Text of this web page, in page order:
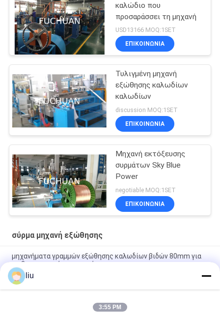
καλώδιο που
προσαράσσει τη μηχανή
USD13166 MOQ:1SET
ΕΠΙΚΟΙΝΩΝΊΑ
Τυλιγμένη μηχανή
εξώθησης καλωδίων
καλωδίων
discussion MOQ:1SET
ΕΠΙΚΟΙΝΩΝΊΑ
Μηχανή εκτόξευσης
συρμάτων Sky Blue
Power
negotiable MOQ:1SET
ΕΠΙΚΟΙΝΩΝΊΑ
σύρμα μηχανή εξώθησης
μηχανήματα γραμμών εξώθησης καλωδίων βιδών 80mm για
τη βιομηχανική παραγωγή
Μηχανή εκτόξευσης καλωδίων 1800kg 200kg/h με βίδα
2000mm και μήκος 3200mm
380V/50Hz ταχύτητα μηχανών 10-80r/min εξωθητών
liu
3:55 PM